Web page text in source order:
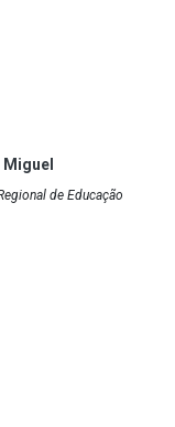
de Educação